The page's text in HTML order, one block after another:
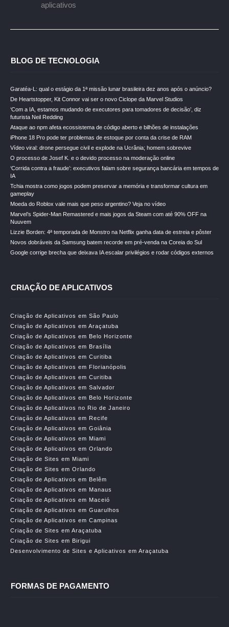
aplicativos
BLOG DE TECNOLOGIA
Garatéa-L: qual o estágio da 1ª missão lunar brasileira dez anos após o anúncio?
De Heartstopper, Kit Connor vai ser o novo Ciclope da Marvel Studios
‘Com a IA, estamos mudando de executores para tomadores de decisão’, diz
futurista Neil Redding
Ataque ao npm afeta ecossistema de código aberto e bilhões de instalações
iPhone 18 Pro pode ter problemas de estoque por conta da crise de RAM
Vídeo viral: drone persegue civil e explode na Ucrânia; homem sobrevive
O processo de Josef K. e o devido processo na moderação online
‘Corrida contra a fraude’: executivos falam sobre segurança bancária em tempos de
IA
Tchia mostra como jogos podem preservar a memória e transformar cultura em
gameplay
Moeda do Roblox vale mais que peso argentino? Veja no vídeo
Marvel’s Spider-Man Remastered e mais jogos da Steam com até 90% OFF na
Nuuvem
Lizzie Borden: 4ª temporada de Monstro na Netflix ganha data de estreia e pôster
Novos dobráveis da Samsung batem recorde em pré-venda na Coreia do Sul
Google corrige brecha que deixava IA escalar privilégios e rodar códigos externos
CRIAÇÃO DE APLICATIVOS
Criação de Aplicativos em São Paulo
Criação de Aplicativos em Araçatuba
Criação de Aplicativos em Belo Horizonte
Criação de Aplicativos em Brasília
Criação de Aplicativos em Curitiba
Criação de Aplicativos em Florianópolis
Criação de Aplicativos em Curitiba
Criação de Aplicativos em Salvador
Criação de Aplicativos em Belo Horizonte
Criação de Aplicativos no Rio de Janeiro
Criação de Aplicativos em Recife
Criação de Aplicativos em Goiânia
Criação de Aplicativos em Miami
Criação de Aplicativos em Orlando
Criação de Sites em Miami
Criação de Sites em Orlando
Criação de Aplicativos em Belêm
Criação de Aplicativos em Manaus
Criação de Aplicativos em Maceió
Criação de Aplicativos em Guarulhos
Criação de Aplicativos em Campinas
Criação de Sites em Araçatuba
Criação de Sites em Birigui
Desenvolvimento de Sites e Aplicativos em Araçatuba
FORMAS DE PAGAMENTO